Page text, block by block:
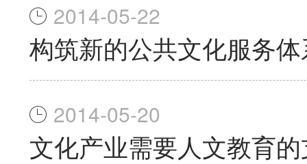
2014-05-22
构筑新的公共文化服务
2014-05-20
文化产业需要人文教育